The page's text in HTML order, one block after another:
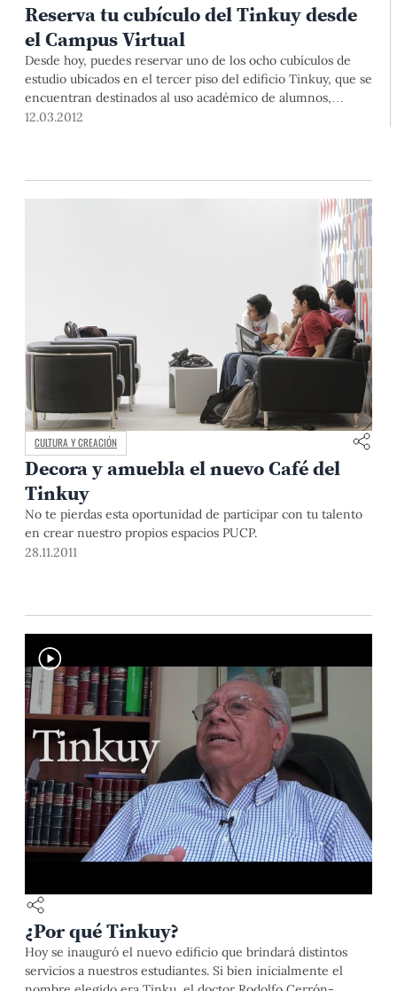
Reserva tu cubículo del Tinkuy desde
el Campus Virtual
Desde hoy, puedes reservar uno de los ocho cubículos de
estudio ubicados en el tercer piso del edificio Tinkuy, que se
encuentran destinados al uso académico de alumnos,
egresados y profesores.
12.03.2012
CULTURA Y CREACIÓN
Decora y amuebla el nuevo Café del
Tinkuy
No te pierdas esta oportunidad de participar con tu talento
en crear nuestro propios espacios PUCP.
28.11.2011
¿Por qué Tinkuy?
Hoy se inauguró el nuevo edificio que brindará distintos
servicios a nuestros estudiantes. Si bien inicialmente el